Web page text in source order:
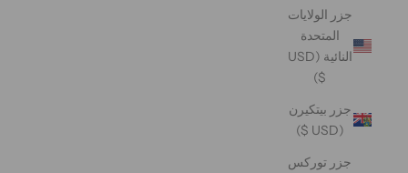
جزر الولايات
المتحدة
النائية (USD
$)
جزر بيتكيرن
(USD $)
جزر توركس